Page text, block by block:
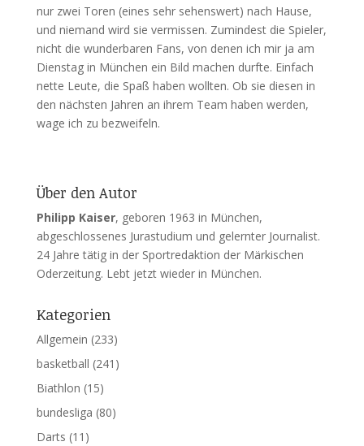
nur zwei Toren (eines sehr sehenswert) nach Hause,
und niemand wird sie vermissen. Zumindest die Spieler,
nicht die wunderbaren Fans, von denen ich mir ja am
Dienstag in München ein Bild machen durfte. Einfach
nette Leute, die Spaß haben wollten. Ob sie diesen in
den nächsten Jahren an ihrem Team haben werden,
wage ich zu bezweifeln.
Über den Autor
Philipp Kaiser, geboren 1963 in München,
abgeschlossenes Jurastudium und gelernter Journalist.
24 Jahre tätig in der Sportredaktion der Märkischen
Oderzeitung. Lebt jetzt wieder in München.
Kategorien
Allgemein (233)
basketball (241)
Biathlon (15)
bundesliga (80)
Darts (11)